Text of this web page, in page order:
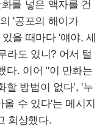
를 넣은 액자를 건
'공포의 해이가
을 때마다 '얘야, 세
라도 있니? 어서 털
다. 이어 "이 만화는
할 방법이 없다’, '누
수 있다'는 메시지
회상했다.